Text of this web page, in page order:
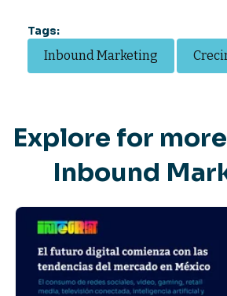
Tags:
Inbound Marketing
Explore for
Inbound